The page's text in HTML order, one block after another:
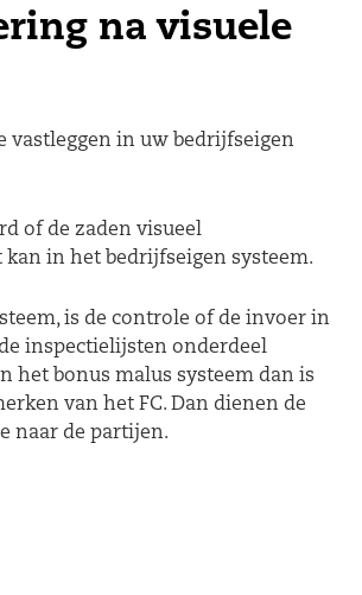
na visuele
vastleggen in uw bedrijfseigen
of de zaden visueel
in het bedrijfseigen systeem.
is de controle of de invoer in
inspectielijsten onderdeel
het bonus malus systeem dan is
van het FC. Dan dienen de
naar de partijen.